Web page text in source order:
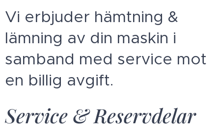
Vi erbjuder hämtning &
lämning av din maskin i
samband med service mot
en billig avgift.
Service & Reservdelar